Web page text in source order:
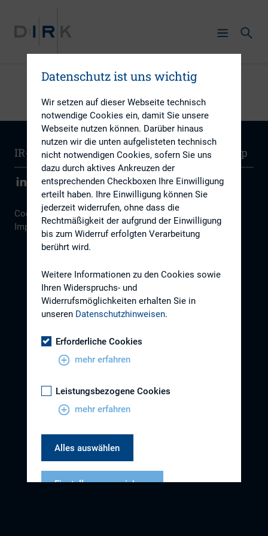
IR-Wissen Kontakt Newsletter Sitemap
Cookie Einstellungen | Datenschutz |
Impressum
Datenschutz ist uns wichtig
Wir setzen auf dieser Webseite technisch
notwendige Cookies ein, damit Sie unsere
Webseite nutzen können. Darüber hinaus
nutzen wir die unten aufgelisteten technisch
nicht notwendigen Cookies, sofern Sie uns
dazu durch aktives Ankreuzen der
entsprechenden Checkboxen Ihre Einwilligung
erteilt haben. Ihre Einwilligung können Sie
jederzeit widerrufen, ohne dass die
Rechtmäßigkeit der aufgrund der Einwilligung
bis zum Widerruf erfolgten Verarbeitung
berührt wird.
Weitere Informationen zu den Cookies sowie
Ihren Widerspruchs- und
Widerrufsmöglichkeiten erhalten Sie in
unseren Datenschutzhinweisen.
Erforderliche Cookies
mehr erfahren
Leistungsbezogene Cookies
mehr erfahren
Alles auswählen
Einstellungen speichern